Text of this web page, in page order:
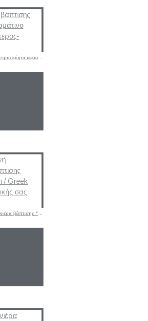
Μπομπονιέρα βάπτισης χειροποίητο υφασμάτινο μπρελόκ «Μονόκερος-unicorn»
Boho θαλασσινή μπομπονιέρα βάπτισης “Ψαράκι Sea ​​Fish / Greek Islands” ή θέμα δικής σας επιλογής